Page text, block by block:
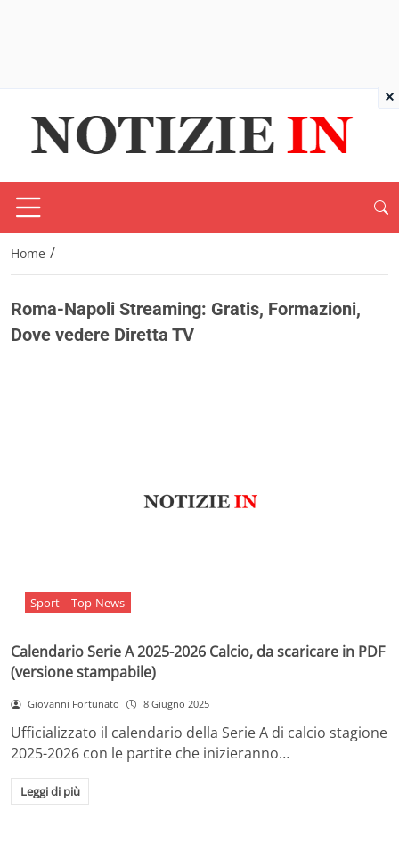
Home /
Roma-Napoli Streaming: Gratis, Formazioni,
Dove vedere Diretta TV
Sport Top-News
Calendario Serie A 2025-2026 Calcio, da scaricare in PDF
(versione stampabile)
Giovanni Fortunato 8 Giugno 2025
Ufficializzato il calendario della Serie A di calcio stagione
2025-2026 con le partite che inizieranno…
Leggi di più
×